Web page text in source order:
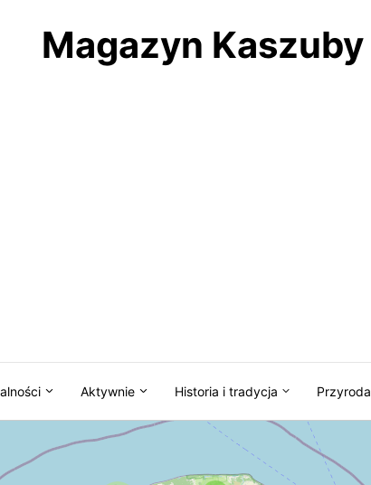
Magazyn Kaszuby
Aktywnie Historia i tradycja Przyroda